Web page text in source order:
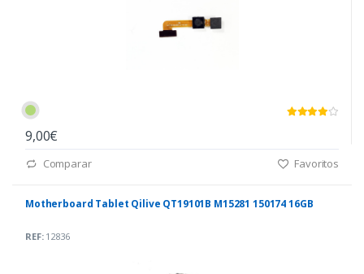
9,00€
Comparar Favoritos
Motherboard Tablet Qilive QT19101B M15281 150174 16GB
REF:12836